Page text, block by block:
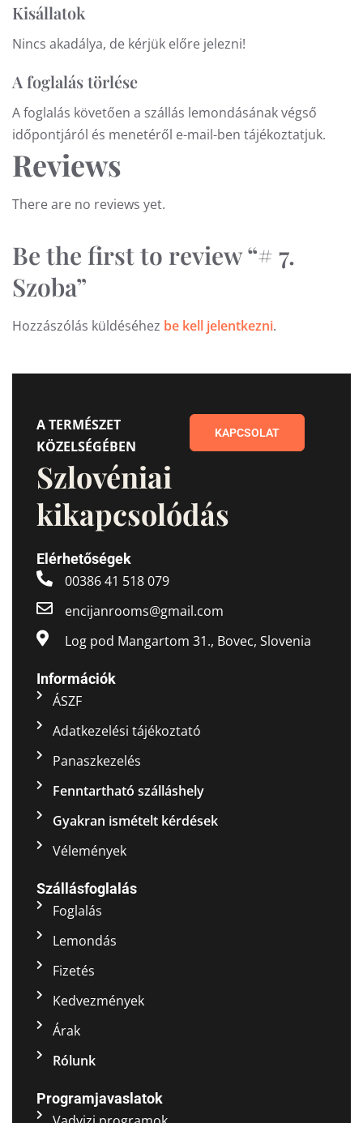
Kisállatok
Nincs akadálya, de kérjük előre jelezni!
A foglalás törlése
A foglalás követően a szállás lemondásának végső
időpontjáról és menetéről e-mail-ben tájékoztatjuk.
Reviews
There are no reviews yet.
Be the first to review “# 7.
Szoba”
Hozzászólás küldéséhez be kell jelentkezni.
A TERMÉSZET
KÖZELSÉGÉBEN
Szlovéniai
kikapcsolódás
KAPCSOLAT
Elérhetőségek
00386 41 518 079
encijanrooms@gmail.com
Log pod Mangartom 31., Bovec, Slovenia
Információk
ÁSZF
Adatkezelési tájékoztató
Panaszkezelés
Fenntartható szálláshely
Gyakran ismételt kérdések
Vélemények
Szállásfoglalás
Foglalás
Lemondás
Fizetés
Kedvezmények
Árak
Rólunk
Programjavaslatok